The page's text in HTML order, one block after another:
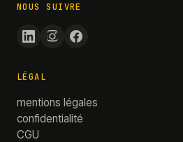
NOUS SUIVRE
LÉGAL
mentions légales
confidentialité
CGU